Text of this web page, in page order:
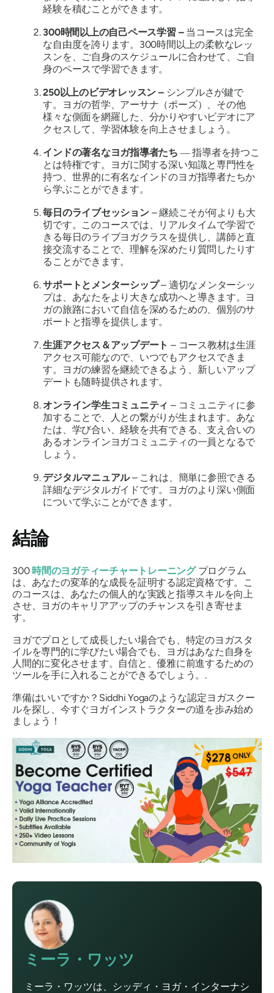
経験を積むことができます。
300時間以上の自己ペース学習 – 当コースは完全
な自由度を誇ります。300時間以上の柔軟なレッ
スンを、ご自身のスケジュールに合わせて、ご自
身のペースで学習できます。
250以上のビデオレッスン – シンプルさが鍵で
す。ヨガの哲学、アーサナ（ポーズ）、その他
様々な側面を網羅した、分かりやすいビデオにア
クセスして、学習体験を向上させましょう。
インドの著名なヨガ指導者たち ― 指導者を持つこ
とは特権です。ヨガに関する深い知識と専門性を
持つ、世界的に有名なインドのヨガ指導者たちか
ら学ぶことができます。
毎日のライブセッション– 継続こそが何よりも大
切です。このコースでは、リアルタイムで学習で
きる毎日のライブヨガクラスを提供し、講師と直
接交流することで、理解を深めたり質問したりす
ることができます。
サポートとメンターシップ– 適切なメンターシッ
プは、あなたをより大きな成功へと導きます。ヨ
ガの旅路において自信を深めるための、個別のサ
ポートと指導を提供します。
生涯アクセス＆アップデート – コース教材は生涯
アクセス可能なので、いつでもアクセスできま
す。ヨガの練習を継続できるよう、新しいアップ
デートも随時提供されます。
オンライン学生コミュニティ – コミュニティに参
加することで、人との繋がりが生まれます。あな
たは、学び合い、経験を共有できる、支え合いの
あるオンラインヨガコミュニティの一員となるで
しょう。
デジタルマニュアル– これは、簡単に参照できる
詳細なデジタルガイドです。ヨガのより深い側面
について学ぶことができます。
結論
300 時間のヨガティーチャートレーニングプログラム
は、あなたの変革的な成長を証明する認定資格です。こ
のコースは、あなたの個人的な実践と指導スキルを向上
させ、ヨガのキャリアアップのチャンスを引き寄せま
す。
ヨガでプロとして成長したい場合でも、特定のヨガスタ
イルを専門的に学びたい場合でも、ヨガはあなた自身を
人間的に変化させます。自信と、優雅に前進するための
ツールを手に入れることができるでしょう。.
準備はいいですか？Siddhi Yogaのような認定ヨガスクー
ルを探し、今すぐヨガインストラクターの道を歩み始め
ましょう！
ミーラ・ワッツ
ミーラ・ワッツは、シッディ・ヨガ・インターナシ